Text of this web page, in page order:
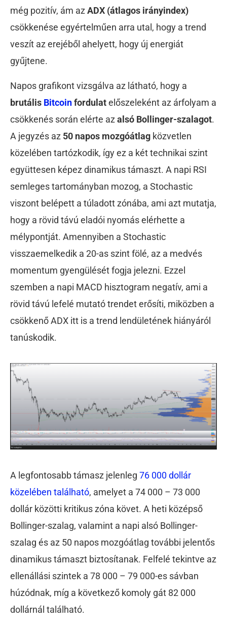
még pozitív, ám az ADX (átlagos irányindex)
csökkenése egyértelműen arra utal, hogy a trend
veszít az erejéből ahelyett, hogy új energiát
gyűjtene.
Napos grafikont vizsgálva az látható, hogy a
brutális Bitcoinfordulatelőszeleként az árfolyam a
csökkenés során elérte az alsó Bollinger-szalagot.
A jegyzés az 50 napos mozgóátlag közvetlen
közelében tartózkodik, így ez a két technikai szint
együttesen képez dinamikus támaszt. A napi RSI
semleges tartományban mozog, a Stochastic
viszont belépett a túladott zónába, ami azt mutatja,
hogy a rövid távú eladói nyomás elérhette a
mélypontját. Amennyiben a Stochastic
visszaemelkedik a 20-as szint fölé, az a medvés
momentum gyengülését fogja jelezni. Ezzel
szemben a napi MACD hisztogram negatív, ami a
rövid távú lefelé mutató trendet erősíti, miközben a
csökkenő ADX itt is a trend lendületének hiányáról
tanúskodik.
A legfontosabb támasz jelenleg 76 000 dollár
közelében található, amelyet a 74 000 – 73 000
dollár közötti kritikus zóna követ. A heti középső
Bollinger-szalag, valamint a napi alsó Bollinger-
szalag és az 50 napos mozgóátlag további jelentős
dinamikus támaszt biztosítanak. Felfelé tekintve az
ellenállási szintek a 78 000 – 79 000-es sávban
húzódnak, míg a következő komoly gát 82 000
dollárnál található.